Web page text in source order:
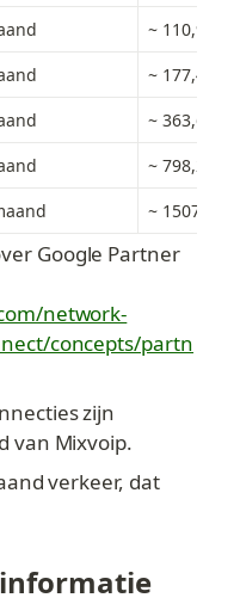
~ 110,9 €/
~ 177,4 €/
~ 363,6 €/
~ 798,2 €/
~ 1507 €/
Google Partner
network-
concepts/partn
zijn
van Mixvoip.
verkeer, dat